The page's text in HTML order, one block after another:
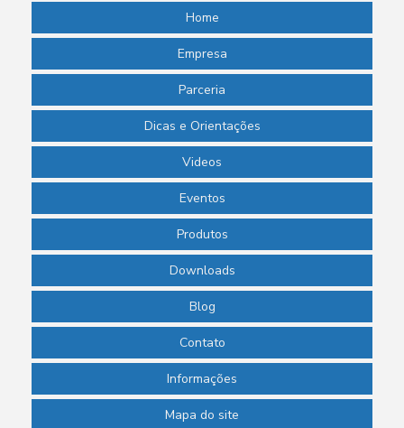
Home
Empresa
Parceria
Dicas e Orientações
Videos
Eventos
Produtos
Downloads
Blog
Contato
Informações
Mapa do site